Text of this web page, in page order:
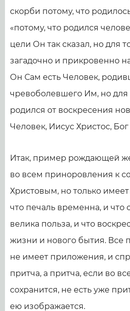
скорби потому, что
«потому, что родился
цели Он так сказал, но для
загадочно и прикровенно
Он Сам есть Человек,
чревоболевшего Им, но
родился от воскресения
Человек, Иисус Христос,
Итак, пример рождающей
во всем приноровления к
Христовым, но только
что печаль временна, и что
велика польза, и что
жизни и нового бытия. Все
не имеет приложения, и
притча, а притча, если во
сохранится, не есть уже
ею изображается.